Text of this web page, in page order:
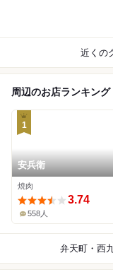
近くの
周辺のお店ランキング
1
安兵衛
焼肉
3.74
558人